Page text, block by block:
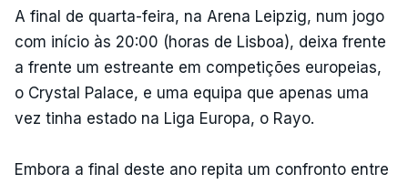
A final de quarta-feira, na Arena Leipzig, num jogo
com início às 20:00 (horas de Lisboa), deixa frente
a frente um estreante em competições europeias,
o Crystal Palace, e uma equipa que apenas uma
vez tinha estado na Liga Europa, o Rayo.
Embora a final deste ano repita um confronto entre